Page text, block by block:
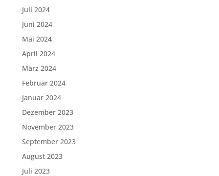
Juli 2024
Juni 2024
Mai 2024
April 2024
März 2024
Februar 2024
Januar 2024
Dezember 2023
November 2023
September 2023
August 2023
Juli 2023